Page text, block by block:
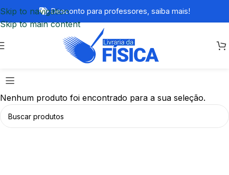
Skip to navigation
Skip to main content
Desconto para professores, saiba mais!
Nenhum produto foi encontrado para a sua seleção.